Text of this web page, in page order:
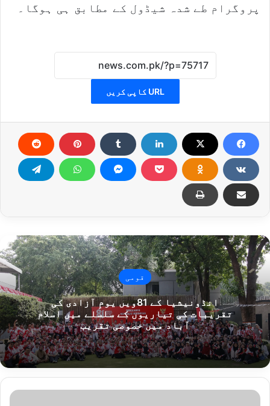
پروگرام طے شدہ شیڈول کے مطابق ہی ہوگا۔
URL کاپی کریں
قومی
انڈونیشیا کے 81ویں یومِ آزادی کی
تقریبات کی تیاریوں کے سلسلے میں اسلام
آباد میں خصوصی تقریب
ش